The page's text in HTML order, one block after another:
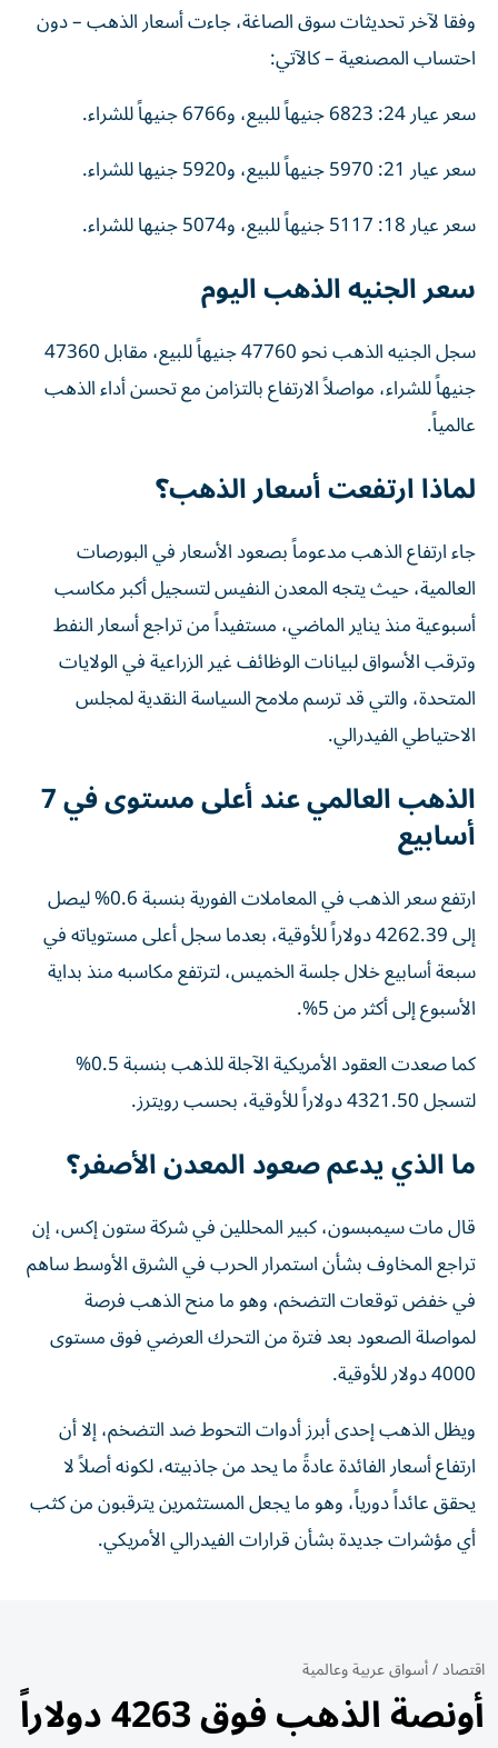
وفقا لآخر تحديثات سوق الصاغة، جاءت أسعار الذهب – دون
احتساب المصنعية – كالآتي:
سعر عيار 24: 6823 جنيهاً للبيع، و6766 جنيهاً للشراء.
سعر عيار 21: 5970 جنيهاً للبيع، و5920 جنيها للشراء.
سعر عيار 18: 5117 جنيهاً للبيع، و5074 جنيها للشراء.
سعر الجنيه الذهب اليوم
سجل الجنيه الذهب نحو 47760 جنيهاً للبيع، مقابل 47360
جنيهاً للشراء، مواصلاً الارتفاع بالتزامن مع تحسن أداء الذهب
عالمياً.
لماذا ارتفعت أسعار الذهب؟
جاء ارتفاع الذهب مدعوماً بصعود الأسعار في البورصات
العالمية، حيث يتجه المعدن النفيس لتسجيل أكبر مكاسب
أسبوعية منذ يناير الماضي، مستفيداً من تراجع أسعار النفط
وترقب الأسواق لبيانات الوظائف غير الزراعية في الولايات
المتحدة، والتي قد ترسم ملامح السياسة النقدية لمجلس
الاحتياطي الفيدرالي.
الذهب العالمي عند أعلى مستوى في 7
أسابيع
ارتفع سعر الذهب في المعاملات الفورية بنسبة 0.6% ليصل
إلى 4262.39 دولاراً للأوقية، بعدما سجل أعلى مستوياته في
سبعة أسابيع خلال جلسة الخميس، لترتفع مكاسبه منذ بداية
الأسبوع إلى أكثر من 5%.
كما صعدت العقود الأمريكية الآجلة للذهب بنسبة 0.5%
لتسجل 4321.50 دولاراً للأوقية، بحسب رويترز.
ما الذي يدعم صعود المعدن الأصفر؟
قال مات سيمبسون، كبير المحللين في شركة ستون إكس، إن
تراجع المخاوف بشأن استمرار الحرب في الشرق الأوسط ساهم
في خفض توقعات التضخم، وهو ما منح الذهب فرصة
لمواصلة الصعود بعد فترة من التحرك العرضي فوق مستوى
4000 دولار للأوقية.
ويظل الذهب إحدى أبرز أدوات التحوط ضد التضخم، إلا أن
ارتفاع أسعار الفائدة عادةً ما يحد من جاذبيته، لكونه أصلاً لا
يحقق عائداً دورياً، وهو ما يجعل المستثمرين يترقبون من كثب
أي مؤشرات جديدة بشأن قرارات الفيدرالي الأمريكي.
اقتصاد/أسواق عربية وعالمية
أونصة الذهب فوق 4263 دولاراً